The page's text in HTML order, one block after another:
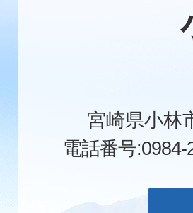
宮崎県小林
電話番号:0984-